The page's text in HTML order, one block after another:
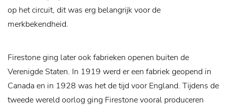
op het circuit, dit was erg belangrijk voor de
merkbekendheid.
Firestone ging later ook fabrieken openen buiten de
Verenigde Staten. In 1919 werd er een fabriek geopend in
Canada en in 1928 was het de tijd voor England. Tijdens de
tweede wereld oorlog ging Firestone vooral produceren